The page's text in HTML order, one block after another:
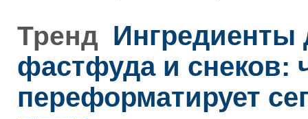
Тренд Ингредиенты
фастфуда и снеков:
переформатирует